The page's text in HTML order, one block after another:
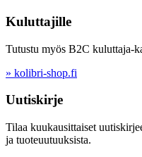
Kuluttajille
Tutustu myös B2C kuluttaja-
» kolibri-shop.fi
Uutiskirje
Tilaa kuukausittaiset
ja tuoteuutuuksista.